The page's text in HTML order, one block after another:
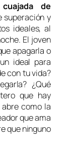
de
superación y
ideales, al
El joven
apagarla o
ideal para
con tu vida?
¿Qué
que hay
como la
que ama
que ninguno